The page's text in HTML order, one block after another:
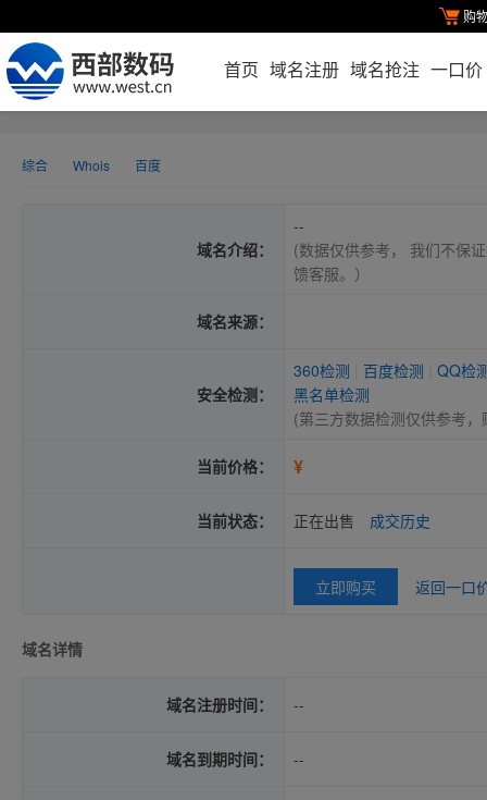
购
首页 域名注册 域名抢注 一口价
综合 Whois 百度
域名介绍：
--
(数据仅供参考， 我们不保
馈客服。）
域名来源：
安全检测：
360检测 百度检测
QQ检
黑名单检测
(第三方数据检测仅供参考
当前价格： ¥
当前状态： 正在出售 成交历史
立即购买 返回一口
域名详情
域名注册时间： --
域名到期时间： --